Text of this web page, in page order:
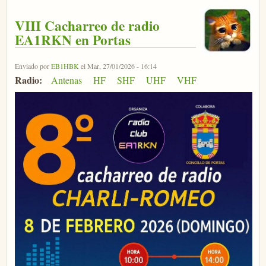
VIII Cacharreo de radio
EA1RKN en Portas
Enviado porEB1HBK el Mar, 27/01/2026 - 16:14
Radio: Antenas HF SHF UHF VHF